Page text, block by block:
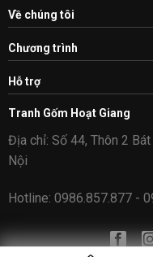
Về chúng tôi
Chương trình
Hỗ trợ
Tranh Gốm Hoạt Giang
Địa chỉ: Số 44, Thôn 2 Bát
Nội
Hotline: 0986.857.877 -